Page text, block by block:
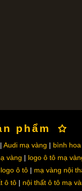
phẩm
Audi mạ vàng bình
vàng logo ô tô mạ
ô tô mạ vàng nội
ô tô nội thất ô tô mạ